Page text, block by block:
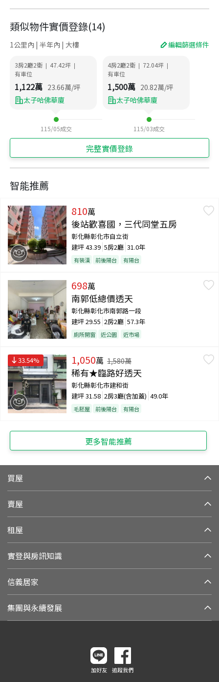
類似物件實價登錄(14)
1公里內 | 半年內 | 大樓 編輯篩選條件
3房2廳2衛 | 47.42坪 |
有車位
1,122萬 23.66萬/坪
太子哈佛華廈
115/05成交
4房2廳2衛 | 72.04坪 |
有車位
1,500萬 20.82萬/坪
太子哈佛華廈
115/03成交
完整實價登錄
智能推薦
810萬
後站歡喜國，三代同堂五房
彰化縣彰化市自立街
建坪43.39 5房2廳 31.0年
有裝潢 前後陽台 有陽台
698萬
南郭低總價透天
彰化縣彰化市南郭路一段
建坪29.55 2房2廳 57.3年
廁所開窗 近公園 近市場
33.54% 1,050萬 1,580萬
稀有★臨路好透天
彰化縣彰化市建和街
建坪31.58 2房3廳(含加蓋) 49.0年
毛胚屋 前後陽台 有陽台
更多智能推薦
買屋
賣屋
租屋
實登與房訊知識
信義居家
集團與永續發展
加好友 追蹤我們